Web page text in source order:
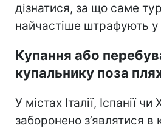
дізнатися, за що саме
найчастіше штрафують у
Купання або
купальнику поза
У містах Італії, Іспанії чи
заборонено з’являтися в